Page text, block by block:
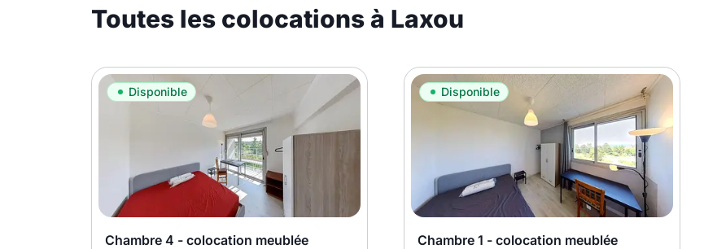
Colocation Coliving
Non meublé
Toutes les colocations à Laxou
Disponible
Chambre 4 - colocation meublée
Disponible
Chambre 1 - colocation meublée